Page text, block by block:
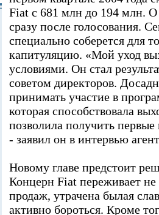
Fiat с 681 млн до 194 млн.
сразу после голосования.
специально соберется для
капитуляцию. «Мой уход
условиями. Он стал
советом директоров.
принимать участие в
которая способствовала
позволила получить
- заявил он в интервью
Новому главе предстоит
Концерн Fiat переживает
продаж, утрачена былая
активно бороться. Кроме